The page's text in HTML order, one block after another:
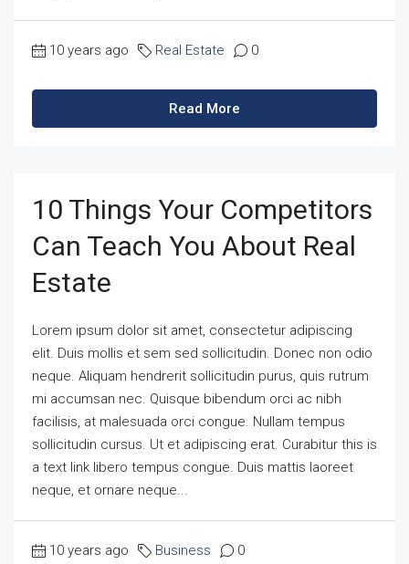
10 years ago Real Estate 0
Read More
10 Things Your Competitors
Can Teach You About Real
Estate
Lorem ipsum dolor sit amet, consectetur adipiscing
elit. Duis mollis et sem sed sollicitudin. Donec non odio
neque. Aliquam hendrerit sollicitudin purus, quis rutrum
mi accumsan nec. Quisque bibendum orci ac nibh
facilisis, at malesuada orci congue. Nullam tempus
sollicitudin cursus. Ut et adipiscing erat. Curabitur this is
a text link libero tempus congue. Duis mattis laoreet
neque, et ornare neque...
10 years ago Business 0